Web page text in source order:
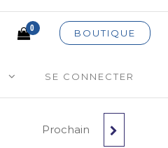
BOUTIQUE
0
SE CONNECTER
MAÎTRE-COEUR
Prochain